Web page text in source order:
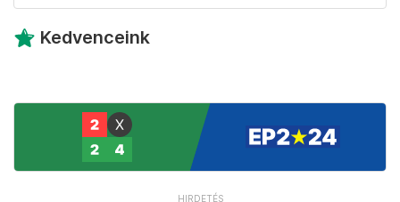
Kedvenceink